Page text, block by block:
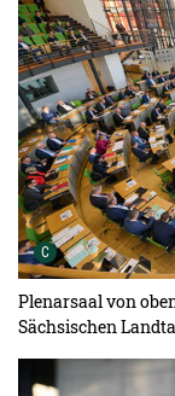
C Urheber der Grafik:
Plenarsaal von
Sächsischen